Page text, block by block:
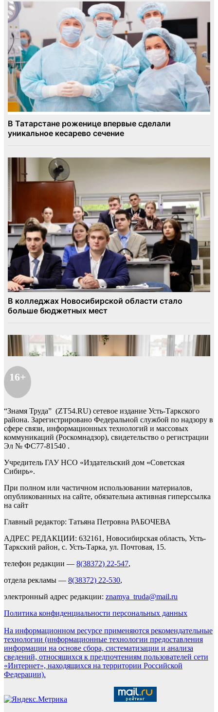
16+
“Знамя Труда” (ZT54.RU) сетевое издание Усть-Таркского
района. Зарегистрировано Федеральной службой по надзору в
сфере связи, информационных технологий и массовых
коммуникаций (Роскомнадзор), свидетельство о регистрации
Эл № ФС77-81540 .
Учредитель ГАУ НСО «Издательский дом «Советская
Сибирь».
При полном или частичном использовании материалов,
опубликованных на сайте, обязательна активная гиперссылка
на сайт
Главный редактор: Татьяна Петровна РАБОЧЕВА
АДРЕС РЕДАКЦИИ: 632161, Новосибирская область, Усть-
Таркский район, с. Усть-Тарка, ул. Почтовая, 15.
телефон редакции — 8(38372) 22-547,
отдела рекламы — 8(38372) 22-530,
электронный адрес редакции: znamya_truda@mail.ru
Политика конфиденциальности персональных данных
На информационном ресурсе применяются рекомендательные
технологии (информационные технологии предоставления
информации на основе сбора, систематизации и анализа
сведений, относящихся к предпочтениям пользователей сети
«Интернет», находящихся на территории Российской
Федерации).